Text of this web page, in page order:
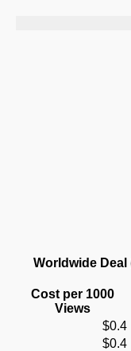
Worldwide
Cost per 1000
Views
$0.4
$0.4